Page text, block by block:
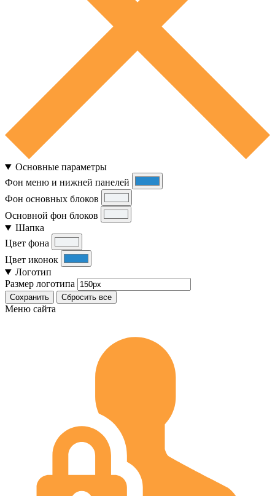
Основные параметры
Фон меню и нижней панелей
Фон основных блоков
Основной фон блоков
Шапка
Цвет фона
Цвет иконок
Логотип
Размер логотипа
Сохранить Сбросить все
Меню сайта